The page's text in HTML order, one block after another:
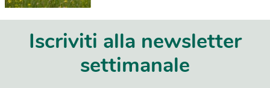
Iscriviti alla newsletter
settimanale